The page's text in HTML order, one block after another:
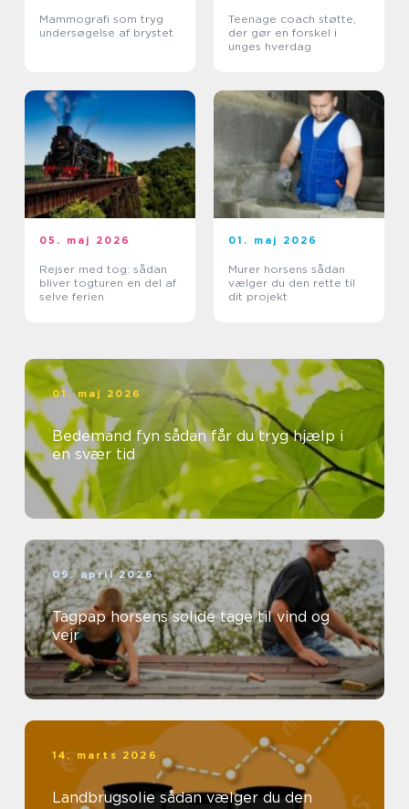
Mammografi som tryg
undersøgelse af brystet
Teenage coach støtte,
der gør en forskel i
unges hverdag
05. maj 2026
Rejser med tog: sådan
bliver togturen en del af
selve ferien
01. maj 2026
Murer horsens sådan
vælger du den rette til
dit projekt
01. maj 2026
Bedemand fyn sådan får du tryg hjælp i
en svær tid
09. april 2026
Tagpap horsens solide tage til vind og
vejr
14. marts 2026
Landbrugsolie sådan vælger du den